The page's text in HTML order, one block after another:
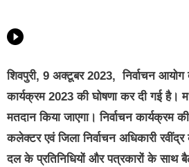
शिवपुरी, 9 अक्टूबर 2023,निर्वाचन आयोग
कार्यक्रम 2023 की घोषणा कर दी गई है।
मतदान किया जाएगा। निर्वाचन कार्यक्रम
कलेक्टर एवं जिला निर्वाचन अधिकारी
दल के प्रतिनिधियों और पत्रकारों के साथ